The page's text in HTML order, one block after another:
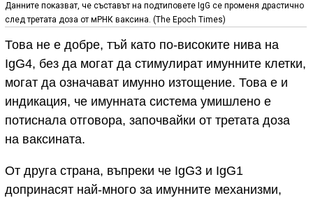
Данните показват, че съставът на подтиповете IgG се променя драстично
след третата доза от мРНК ваксина. (The Epoch Times)
Това не е добре, тъй като по-високите нива на
IgG4, без да могат да стимулират имунните клетки,
могат да означават имунно изтощение. Това е и
индикация, че имунната система умишлено е
потиснала отговора, започвайки от третата доза
на ваксината.
От друга страна, въпреки че IgG3 и IgG1
допринасят най-много за имунните механизми,